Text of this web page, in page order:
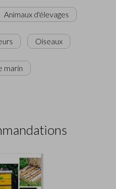
Animaux d'élevages
Oiseaux
marin